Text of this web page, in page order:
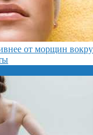
от морщин